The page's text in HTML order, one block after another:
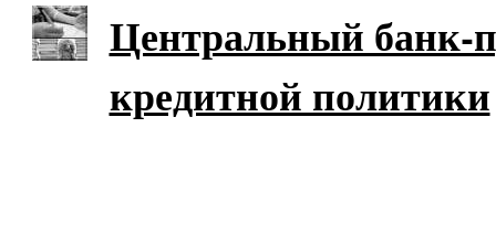
Центральный банк-
кредитной политики